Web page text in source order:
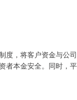
度，将客户资金与公
本金安全。同时，